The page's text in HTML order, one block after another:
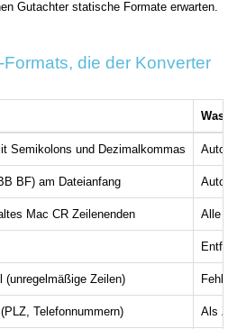
Gutachter statische Formate erwarten.
die der Konverter
Was
Semikolons und Dezimalkommas
BF) am Dateianfang
Mac CR Zeilenenden Alle
(unregelmäßige Zeilen)
Telefonnummern) Als